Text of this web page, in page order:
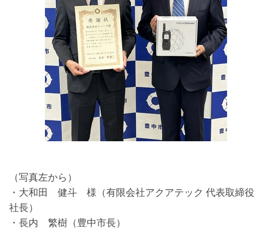
（写真左から）
・大和田 健斗 様（有限会社アクアテック 代表取締役
社長）
・長内 繁樹（豊中市長）